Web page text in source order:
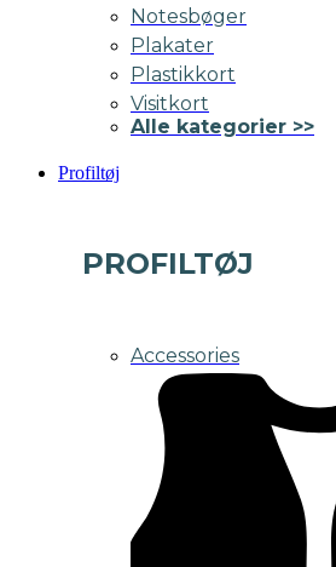
Notesbøger
Plakater
Plastikkort
Visitkort
Alle kategorier >>
Profiltøj
PROFILTØJ
Accessories